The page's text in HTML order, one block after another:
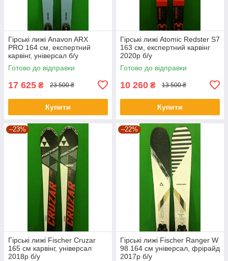
Гірські лижі Anavon ARX
PRO 164 см, експертний
карвінг, універсал б/у
Готово до відправки
17 625 ₴ 23 500 ₴
Купити
Гірські лижі Atomic Redster S7
163 см, експертний карвінг
2020р б/у
Готово до відправки
10 260 ₴ 13 500 ₴
Купити
–23%
Гірські лижі Fischer Cruzar
165 см карвінг, універсал
2018р б/у
–22%
Гірські лижі Fischer Ranger W
98 164 см універсал, фрірайд
2017р б/у